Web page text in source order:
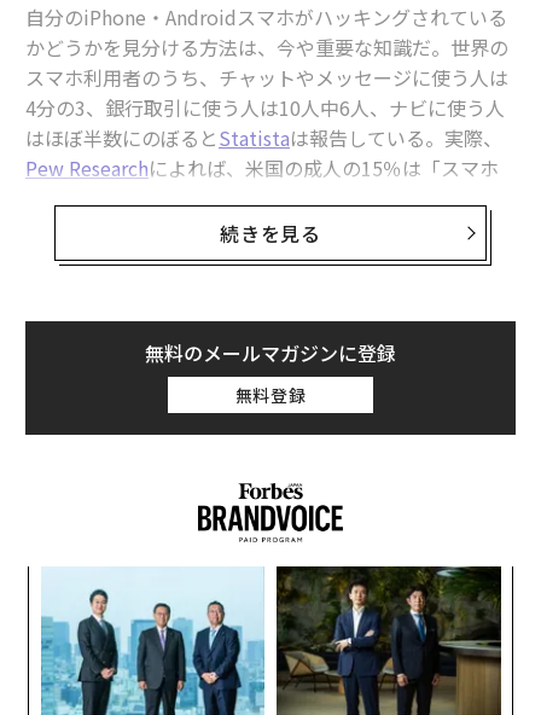
メンバーシップに登録する
iPhone・Androidスマホがハッキングされた「6つのサイン」──次に取る
べき行動
iPhoneを大きく進化させる「iOS 26」 今、アップデートすべきか？
グーグルを目の敵にするアップル、Chrome利用を避けるよう全iPhoneユ
ーザーに警告
eSIM時代のiPhone機種変：ウォレットやLINE、Google再設定ガイド（iOS
iPhone スマートフォン
Apple/アップル
サイバーセキュリティ
iOS
ハッカー/ハッキング
サイバー犯罪/サイバー攻撃
自分のiPhone・Androidスマホがハッキングされている
かどうかを見分ける方法は、今や重要な知識だ。世界の
スマホ利用者のうち、チャットやメッセージに使う人は
4分の3、銀行取引に使う人は10人中6人、ナビに使う人
はほぼ半数にのぼるとStatistaは報告している。実際、
Pew Researchによれば、米国の成人の15％は「スマホ
ドバンド回線を持たないためスマホに依存している。つ
まり、もしスマホがハッキングされると、生活が一変
だ。ここでは、スマホがハッキングされたかどうかを見
極める方法、避ける方法、そして最悪の場合に何をすべ
きかを見ていく。
iPhone・Androidスマホはハッキングされるの
サイバー犯罪者は、被害者のスマホを乗っ取ったり情報
を盗み出したりするために、さまざまな手口を用いる。i
PhoneであれAndroidであれ、あらゆる種類のスマホが
脆弱だ——もっとも、アップルのiPhoneは一般に、より
強固なセキュリティ制御のおかげで安全だと受け止めら
れている。
続きを見る
無料のメールマガジンに登録
無料登録